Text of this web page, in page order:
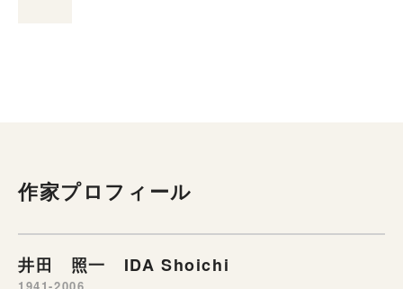
作家プロフィール
井田 照一 IDA Shoichi